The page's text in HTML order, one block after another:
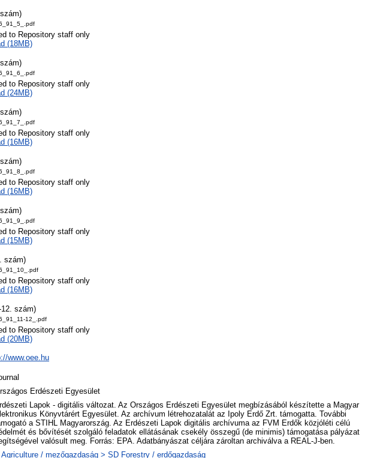
to Repository staff only
(18MB)
to Repository staff only
(24MB)
to Repository staff only
(16MB)
to Repository staff only
(16MB)
to Repository staff only
(15MB)
szám)
to Repository staff only
(16MB)
12. szám)
12_.pdf
to Repository staff only
(20MB)
www.oee.hu
Erdészeti Egyesület
Lapok - digitális változat. Az Országos Erdészeti Egyesület megbízásából készítette a Magyar
Könyvtárért Egyesület. Az archívum létrehozatalát az Ipoly Erdő Zrt. támogatta. További
a STIHL Magyarország. Az Erdészeti Lapok digitális archívuma az FVM Erdők közjóléti célú
és bővítését szolgáló feladatok ellátásának csekély összegű (de minimis) támogatása pályázat
valósult meg. Forrás: EPA. Adatbányászat céljára zároltan archiválva a REAL-J-ben.
Agriculture / mezőgazdaság > SD Forestry / erdőgazdaság